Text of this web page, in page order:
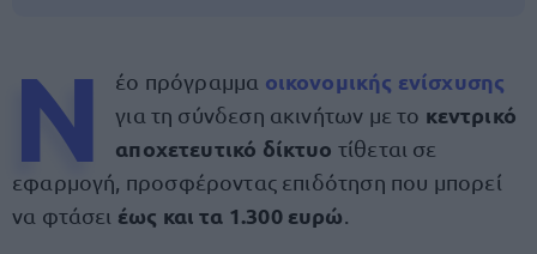
Ν έο πρόγραμμα οικονομικής ενίσχυσης
για τη σύνδεση ακινήτων με το κεντρικό
αποχετευτικό δίκτυο τίθεται σε
εφαρμογή, προσφέροντας επιδότηση που μπορεί
να φτάσει έως και τα 1.300 ευρώ